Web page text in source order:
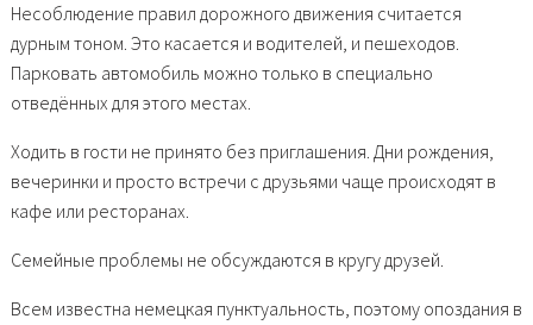
Несоблюдение правил дорожного движения считается
дурным тоном. Это касается и водителей, и пешеходов.
Парковать автомобиль можно только в специально
отведённых для этого местах.
Ходить в гости не принято без приглашения. Дни рождения,
вечеринки и просто встречи с друзьями чаще происходят в
кафе или ресторанах.
Семейные проблемы не обсуждаются в кругу друзей.
Всем известна немецкая пунктуальность, поэтому опоздания в